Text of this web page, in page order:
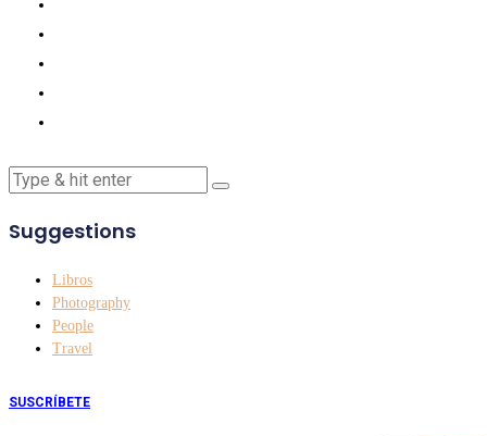
Suggestions
Libros
Photography
People
Travel
SUSCRÍBETE